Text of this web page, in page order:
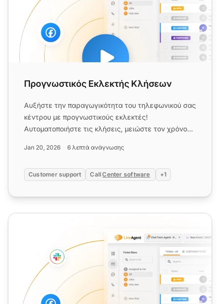
Προγνωστικός Εκλεκτής Κλήσεων
Αυξήστε την παραγωγικότητα του τηλεφωνικού σας
κέντρου με προγνωστικούς εκλεκτές!
Αυτοματοποιήστε τις κλήσεις, μειώστε τον χρόνο
Jan 20, 2026 6 λεπτά ανάγνωσης
Customer support CallCenter software +1
Διαλέρ Προεπισκόπησης